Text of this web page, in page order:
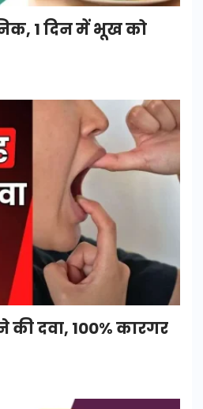
1 दिन में भूख को
दवा, 100% कारगर